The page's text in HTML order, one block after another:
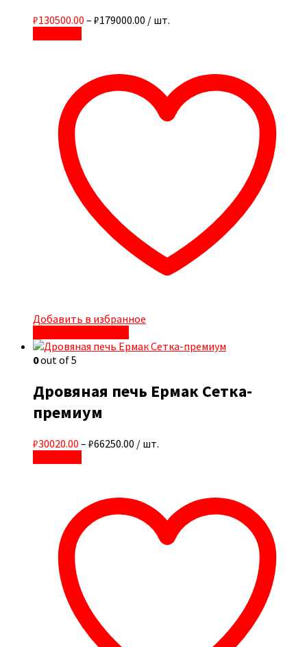
₽130500.00 – ₽179000.00 / шт.
Добавить в избранное
0out of 5
Дровяная печь Ермак Сетка-
премиум
₽30020.00 – ₽66250.00 / шт.